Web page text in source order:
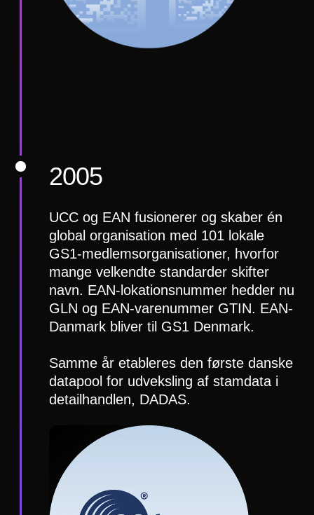
2005
UCC og EAN fusionerer og skaber én
global organisation med 101 lokale
GS1-medlemsorganisationer, hvorfor
mange velkendte standarder skifter
navn. EAN-lokationsnummer hedder nu
GLN og EAN-varenummer GTIN. EAN-
Danmark bliver til GS1 Denmark.
Samme år etableres den første danske
datapool for udveksling af stamdata i
detailhandlen, DADAS.